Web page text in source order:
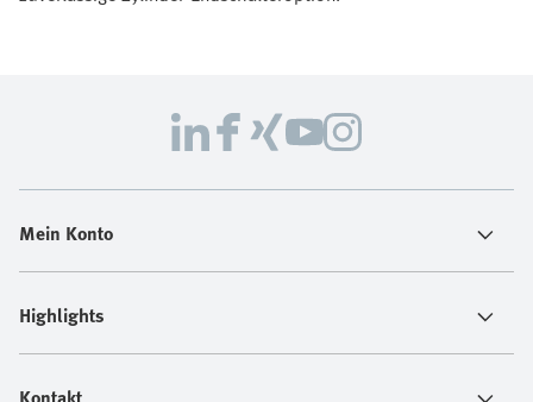
Mein Konto
Highlights